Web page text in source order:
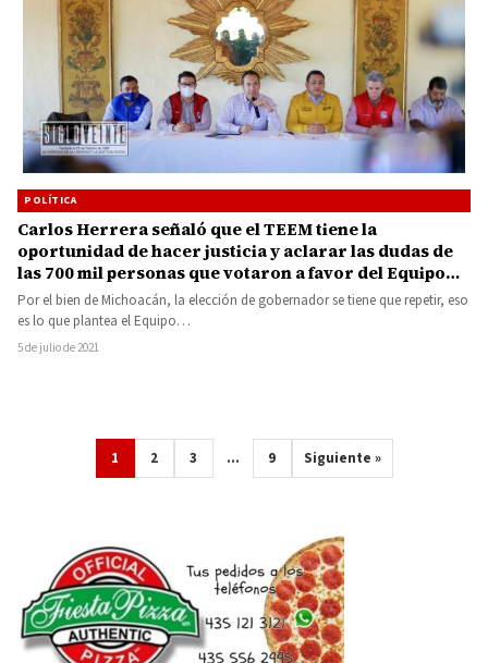
POLÍTICA
Carlos Herrera señaló que el TEEM tiene la
oportunidad de hacer justicia y aclarar las dudas de
las 700 mil personas que votaron a favor del Equipo
por Michoacán
Por el bien de Michoacán, la elección de gobernador se tiene que repetir, eso
es lo que plantea el Equipo…
5 de julio de 2021
1 2 3 … 9 Siguiente »